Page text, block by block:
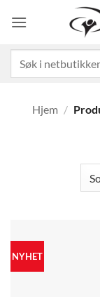
etter:
Hjem /
NYHET